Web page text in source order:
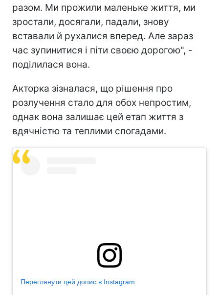
разом. Ми прожили маленьке життя, ми
зростали, досягали, падали, знову
вставали й рухалися вперед. Але зараз
час зупинитися і піти своєю дорогою", -
поділилася вона.
Акторка зізналася, що рішення про
розлучення стало для обох непростим,
однак вона залишає цей етап життя з
вдячністю та теплими спогадами.
Переглянути цей допис в Instagram